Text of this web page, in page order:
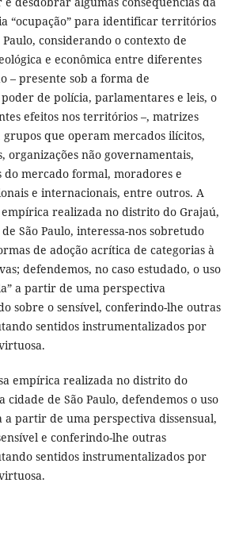
“ocupação” para identificar territórios
considerando o contexto de
e econômica entre diferentes
– presente sob a forma de
de polícia, parlamentares e leis, o
efeitos nos territórios –, matrizes
grupos que operam mercados ilícitos,
organizações não governamentais,
do mercado formal, moradores e
e internacionais, entre outros. A
realizada no distrito do Grajaú,
São Paulo, interessa-nos sobretudo
de adoção acrítica de categorias à
defendemos, no caso estudado, o uso
a partir de uma perspectiva
sobre o sensível, conferindo-lhe outras
sentidos instrumentalizados por
empírica realizada no distrito do
cidade de São Paulo, defendemos o uso
a partir de uma perspectiva dissensual,
e conferindo-lhe outras
sentidos instrumentalizados por